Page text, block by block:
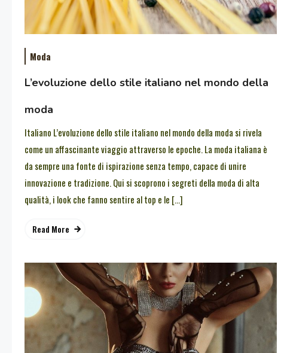
Moda
L’evoluzione dello stile italiano nel mondo della
moda
Italiano L’evoluzione dello stile italiano nel mondo della moda si rivela
come un affascinante viaggio attraverso le epoche. La moda italiana è
da sempre una fonte di ispirazione senza tempo, capace di unire
innovazione e tradizione. Qui si scoprono i segreti della moda di alta
qualità, i look che fanno sentire al top e le […]
Read More